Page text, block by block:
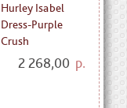
Hurley Isabel
Dress-Purple
Crush
2 268,00 р.